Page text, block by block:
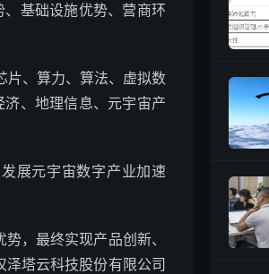
基础设施优势、营商环
片、算力、算法、虚拟数
、地理信息、元宇宙产
展元宇宙数字产业加速
，最终实现产品创新、
塔云科技股份有限公司